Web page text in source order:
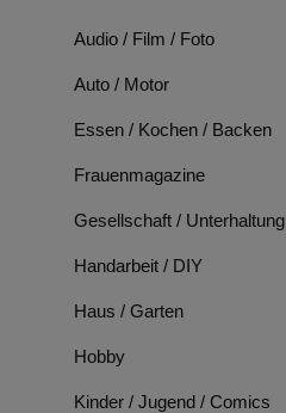
Audio / Film / Foto
Auto / Motor
Essen / Kochen / Backen
Frauenmagazine
Gesellschaft / Unterhaltung
Handarbeit / DIY
Haus / Garten
Hobby
Kinder / Jugend / Comics